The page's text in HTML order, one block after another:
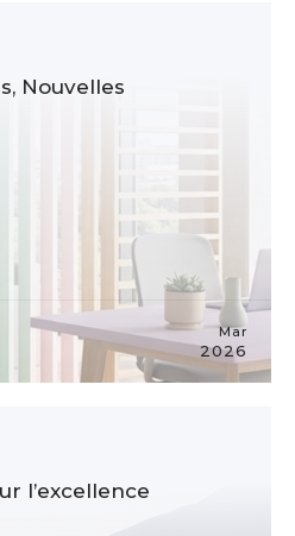
Nouvelles
Mar
2026
l’excellence